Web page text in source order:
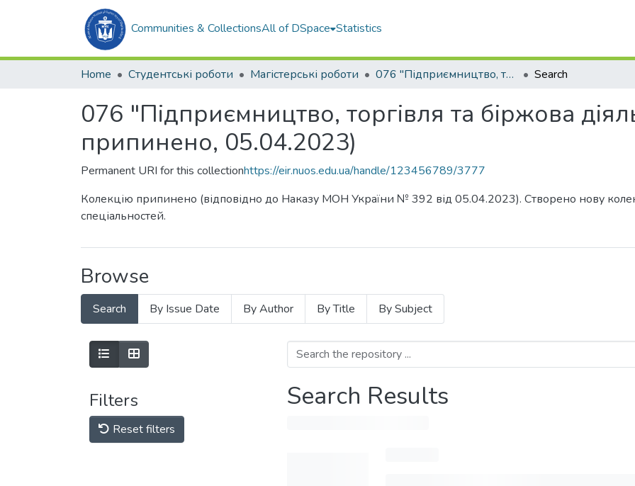
Communities & CollectionsAll of DSpace Statistics
Home Студентські роботи Магістерські роботи 076 "Підприємництво, торгівля та біржова діяльність" (колекцію припинено, 05.04.2023) Search
076 "Підприємництво, торгівля та біржова
припинено, 05.04.2023)
Permanent URI for this collectionhttps://eir.nuos.edu.ua/handle/123456789/3777
Колекцію припинено (відповідно до Наказу МОН України № 392 від 05.04.2023). Створено нову
спеціальностей.
Browse
Search By Issue Date By Author By Title By Subject
Filters
Reset filters
Search Results